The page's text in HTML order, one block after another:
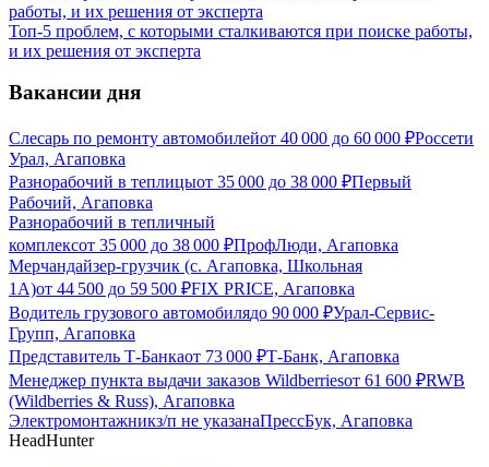
Топ-5 проблем, с которыми сталкиваются при поиске работы,
и их решения от эксперта
Вакансии дня
Слесарь по ремонту автомобилейот 40 000 до 60 000 ₽Россети
Урал, Агаповка
Разнорабочий в теплицыот 35 000 до 38 000 ₽Первый
Рабочий, Агаповка
Разнорабочий в тепличный
комплексот 35 000 до 38 000 ₽ПрофЛюди, Агаповка
Мерчандайзер-грузчик (с. Агаповка, Школьная
1А)от 44 500 до 59 500 ₽FIX PRICE, Агаповка
Водитель грузового автомобилядо 90 000 ₽Урал-Сервис-
Групп, Агаповка
Представитель Т-Банкаот 73 000 ₽Т-Банк, Агаповка
Менеджер пункта выдачи заказов Wildberriesот 61 600 ₽RWB
(Wildberries & Russ), Агаповка
Электромонтажникз/п не указанаПрессБук, Агаповка
HeadHunter